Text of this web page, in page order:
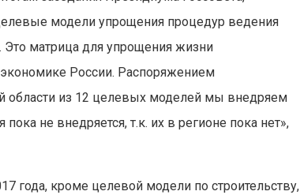
модели упрощения процедур ведения
Это матрица для упрощения жизни
России. Распоряжением
области из 12 целевых моделей мы внедряем
не внедряется, т.к. их в регионе пока нет»,
кроме целевой модели по строительству,